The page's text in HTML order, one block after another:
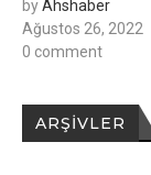
byAhshaber
Ağustos 26, 2022
0 comment
ARŞIVLER